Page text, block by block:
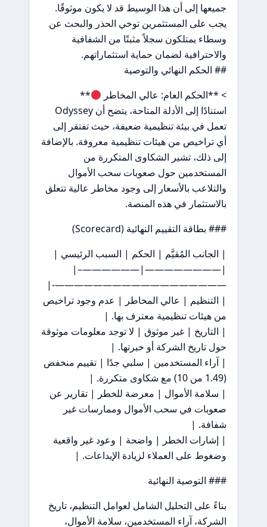
جميعها إلى أن هذا الوسيط قد لا يكون موثوقًا.
يجب على المستثمرين توخي الحذر والبحث عن
وسطاء يمتلكون سجلاً مثبتًا من الشفافية
والاحترافية لضمان حماية استثماراتهم.
## الحكم النهائي والتوصية
> **الحكم العام: عالي المخاطر
**
استنادًا إلى الأدلة المتاحة، يتضح أن Odyssey
تعمل في بيئة تنظيمية ضعيفة، حيث تفتقر إلى
أي تراخيص من هيئات تنظيمية معروفة. بالإضافة
إلى ذلك، تشير الشكاوى المتكررة من
المستخدمين حول صعوبات سحب الأموال
والتلاعب بالأسعار إلى وجود مخاطر عالية تتعلق
بالاستثمار في هذه المنصة.
### بطاقة التقييم النهائية (Scorecard)
| الجانب المُقيَّم | الحكم | السبب الرئيسي |
|————————|——————–|
——————————————————-|
| التنظيم | عالي المخاطر | عدم وجود تراخيص
من هيئات تنظيمية معترف بها. |
| التاريخ | غير موثوق | لا توجد معلومات موثوقة
حول تاريخ الشركة أو خبرتها. |
| آراء المستخدمين | سلبي جدًا | تقييم منخفض
(1.49 من 10) مع شكاوى متكررة. |
| سلامة الأموال | معرضة للخطر | تقارير عن
صعوبات في سحب الأموال وممارسات غير
شفافة. |
| إشارات الخطر | واضحة | وعود غير واقعية
وضغوط على العملاء لزيادة الإيداعات. |
### التوصية النهائية
بناءً على التحليل الشامل لعوامل التنظيم، تاريخ
الشركة، آراء المستخدمين، سلامة الأموال،